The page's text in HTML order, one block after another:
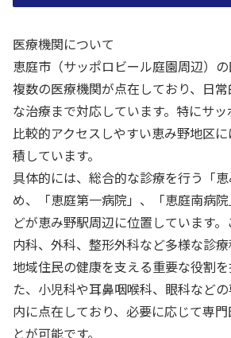
医療機関について
恵庭市（サッポロビール庭園周辺）
複数の医療機関が点在しており、日
な治療まで対応しています。特にサ
比較的アクセスしやすい恵み野地区
積しています。
具体的には、総合的な診療を行う「
め、「恵庭第一病院」、「恵庭南病
どが恵み野駅周辺に位置しています。
内科、外科、整形外科など多様な診療
地域住民の健康を支える重要な役割
た、小児科や耳鼻咽喉科、眼科など
内に点在しており、必要に応じて専
とが可能です。